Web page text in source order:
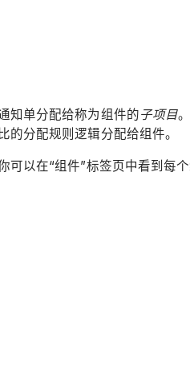
知单分配给称为组件的子项目
分配规则逻辑分配给组件。
以在“组件”标签页中看到每